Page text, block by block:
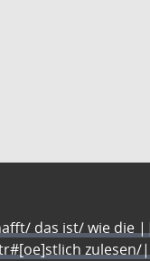
das ist/ wie die